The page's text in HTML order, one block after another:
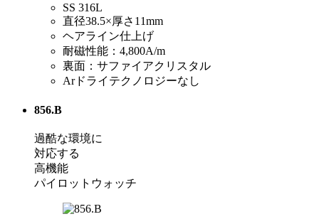
SS 316L
直径38.5×厚さ11mm
ヘアライン仕上げ
耐磁性能：4,800A/m
裏面：サファイアクリスタル
Arドライテクノロジーなし
856.B
過酷な環境に
対応する
高機能
パイロットウォッチ